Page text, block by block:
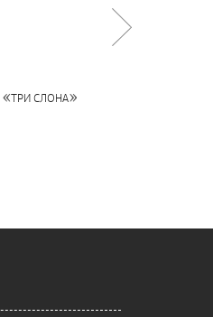
«ТРИ СЛОНА»